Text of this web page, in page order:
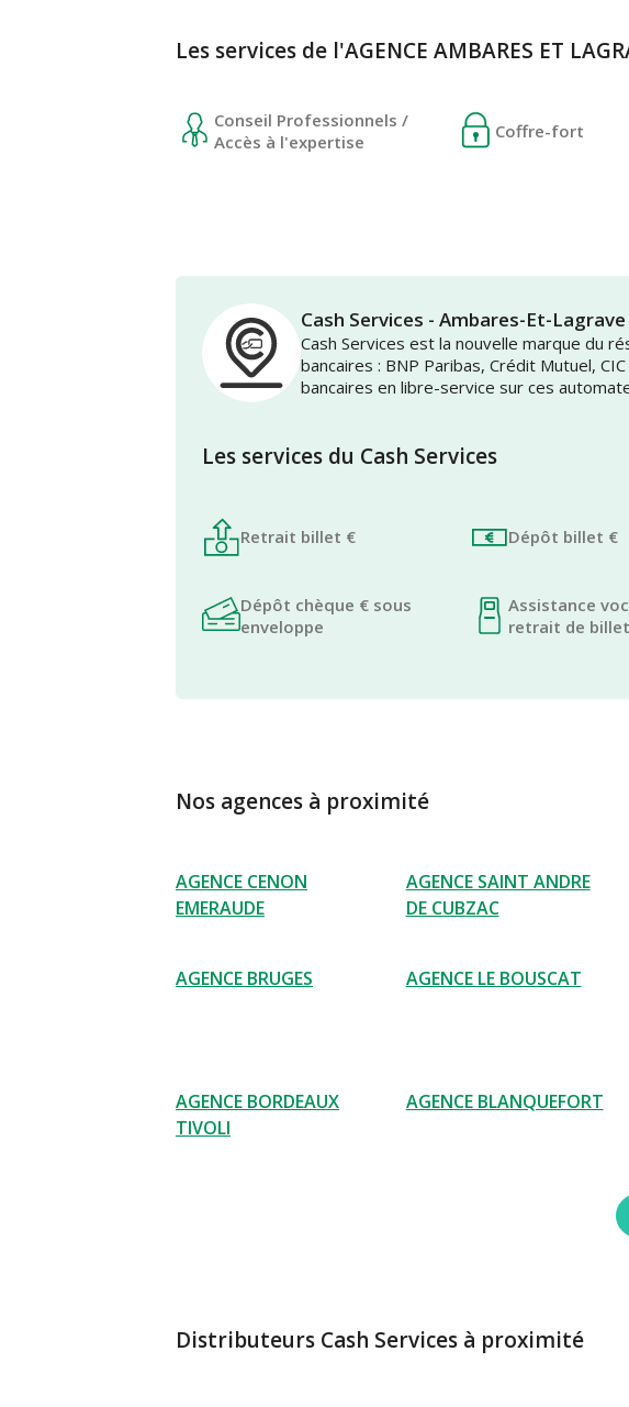
Les services de l'AGENCE AMBARES ET
Conseil Professionnels /
Accès à l'expertise
Coffre-fort
Cash Services - Ambares-Et-
Cash Services est la nouvelle marque du
bancaires : BNP Paribas, Crédit Mutuel,
bancaires en libre-service sur ces
Les services du Cash Services
Retrait billet € Dépôt billet €
Dépôt chèque € sous
enveloppe
Assistance
retrait de
Nos agences à proximité
AGENCE CENON
EMERAUDE
AGENCE SAINT ANDRE
DE CUBZAC
AGENCE BRUGES AGENCE LE BOUSCAT
AGENCE BORDEAUX
TIVOLI
AGENCE BLANQUEFORT
Distributeurs Cash Services à proximité